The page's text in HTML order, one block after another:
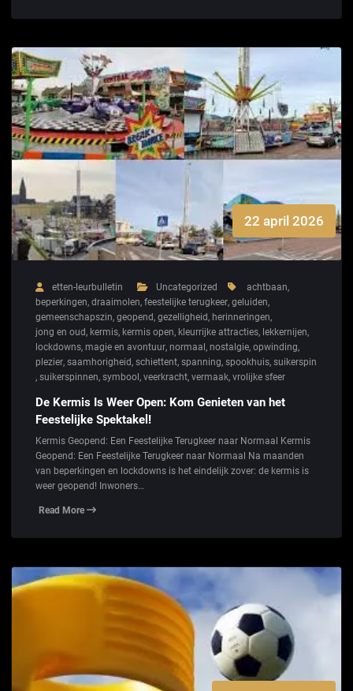
22 april 2026
etten-leurbulletin Uncategorized achtbaan,
beperkingen, draaimolen, feestelijke terugkeer, geluiden,
gemeenschapszin, geopend, gezelligheid, herinneringen,
jong en oud, kermis, kermis open, kleurrijke attracties, lekkernijen,
lockdowns, magie en avontuur, normaal , nostalgie, opwinding,
plezier, saamhorigheid, schiettent, spanning, spookhuis, suikerspin
, suikerspinnen, symbool , veerkracht, vermaak, vrolijke sfeer
De Kermis Is Weer Open: Kom Genieten van het
Feestelijke Spektakel!
Kermis Geopend: Een Feestelijke Terugkeer naar Normaal Kermis
Geopend: Een Feestelijke Terugkeer naar Normaal Na maanden
van beperkingen en lockdowns is het eindelijk zover: de kermis is
weer geopend! Inwoners…
Read More